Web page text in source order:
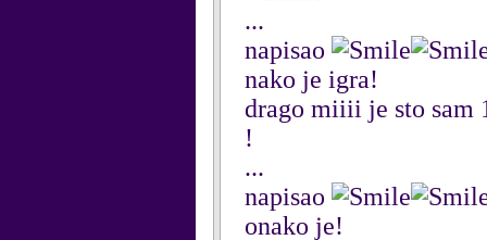
...
napisao
nako je igra!
drago miiii je sto sam
!
...
napisao
onako je!